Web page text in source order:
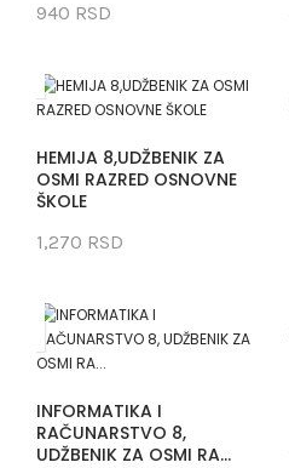
940 RSD
HEMIJA 8,UDŽBENIK ZA
OSMI RAZRED OSNOVNE
ŠKOLE
1,270 RSD
INFORMATIKA I
RAČUNARSTVO 8,
UDŽBENIK ZA OSMI RA...